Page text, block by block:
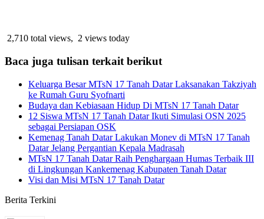
2,710 total views, 2 views today
Baca juga tulisan terkait berikut
Keluarga Besar MTsN 17 Tanah Datar Laksanakan Takziyah
ke Rumah Guru Syofnarti
Budaya dan Kebiasaan Hidup Di MTsN 17 Tanah Datar
12 Siswa MTsN 17 Tanah Datar Ikuti Simulasi OSN 2025
sebagai Persiapan OSK
Kemenag Tanah Datar Lakukan Monev di MTsN 17 Tanah
Datar Jelang Pergantian Kepala Madrasah
MTsN 17 Tanah Datar Raih Penghargaan Humas Terbaik III
di Lingkungan Kankemenag Kabupaten Tanah Datar
Visi dan Misi MTsN 17 Tanah Datar
Berita Terkini